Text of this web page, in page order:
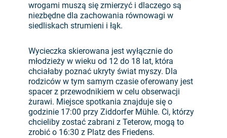
wrogami muszą się zmierzyć i dlaczego są
niezbędne dla zachowania równowagi w
siedliskach strumieni i łąk.
Wycieczka skierowana jest wyłącznie do
młodzieży w wieku od 12 do 18 lat, która
chciałaby poznać ukryty świat myszy. Dla
rodziców w tym samym czasie oferowany jest
spacer z przewodnikiem w celu obserwacji
żurawi. Miejsce spotkania znajduje się o
godzinie 17:00 przy Ziddorfer Mühle. Ci, którzy
chcieliby zostać zabrani z Teterow, mogą to
zrobić o 16:30 z Platz des Friedens.